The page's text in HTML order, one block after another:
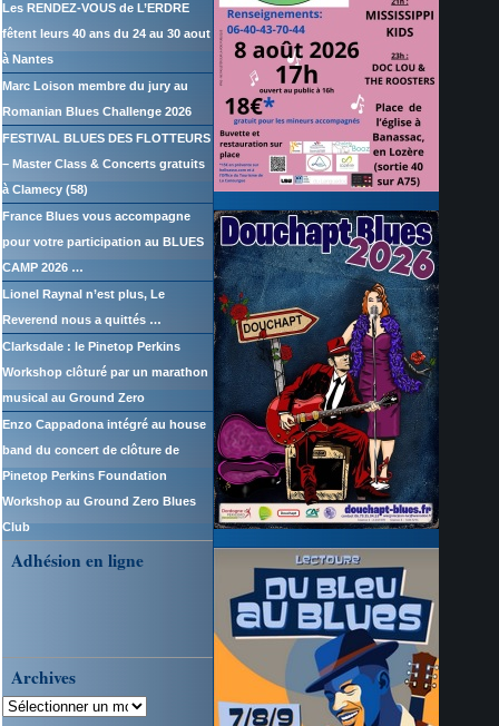
Les RENDEZ-VOUS de L’ERDRE
fêtent leurs 40 ans du 24 au 30 aout
à Nantes
Marc Loison membre du jury au
Romanian Blues Challenge 2026
FESTIVAL BLUES DES FLOTTEURS
– Master Class & Concerts gratuits
à Clamecy (58)
France Blues vous accompagne
pour votre participation au BLUES
CAMP 2026 …
Lionel Raynal n’est plus, Le
Reverend nous a quittés …
Clarksdale : le Pinetop Perkins
Workshop clôturé par un marathon
musical au Ground Zero
Enzo Cappadona intégré au house
band du concert de clôture de
Pinetop Perkins Foundation
Workshop au Ground Zero Blues
Club
Adhésion en ligne
Archives